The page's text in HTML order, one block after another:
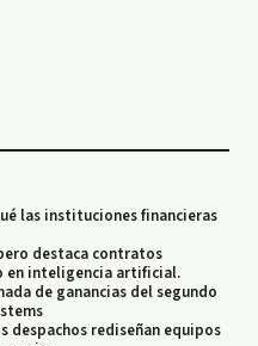
las instituciones financieras
destaca contratos
en inteligencia artificial.
de ganancias del segundo
despachos rediseñan equipos